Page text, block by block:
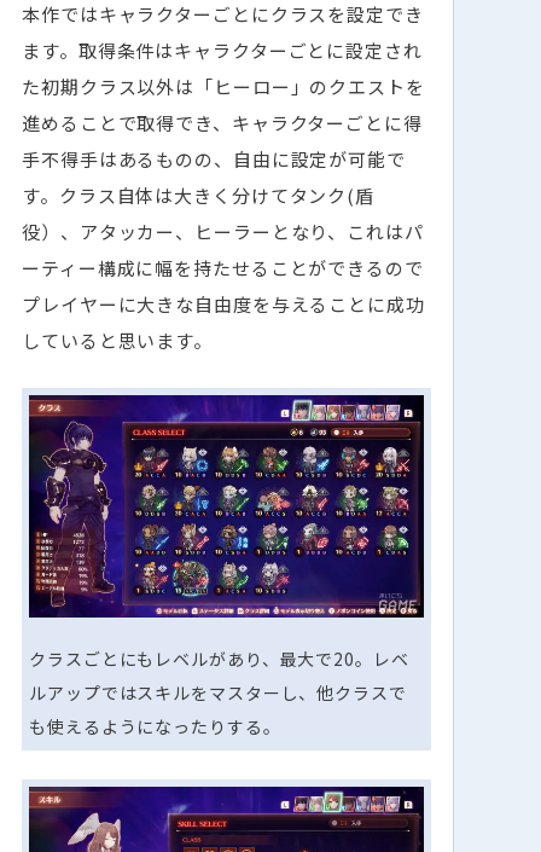
本作ではキャラクターごとにクラスを設定でき
ます。取得条件はキャラクターごとに設定され
た初期クラス以外は「ヒーロー」のクエストを
進めることで取得でき、キャラクターごとに得
手不得手はあるものの、自由に設定が可能で
す。クラス自体は大きく分けてタンク(盾
役）、アタッカー、ヒーラーとなり、これはパ
ーティー構成に幅を持たせることができるので
プレイヤーに大きな自由度を与えることに成功
していると思います。
クラスごとにもレベルがあり、最大で20。レベ
ルアップではスキルをマスターし、他クラスで
も使えるようになったりする。